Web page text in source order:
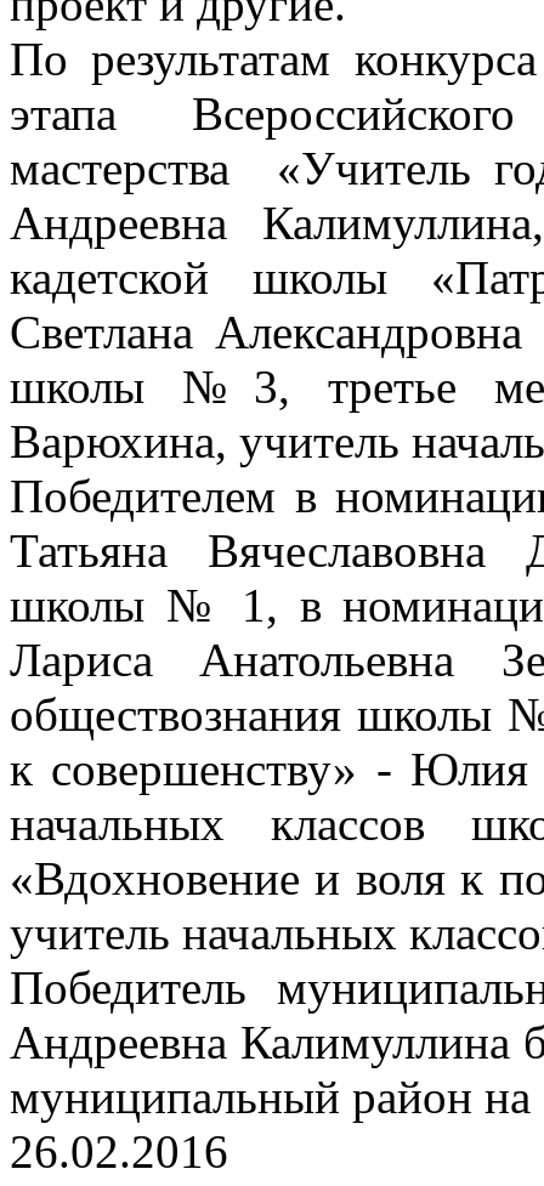
По результатам
этапа
мастерства «Учитель
Андреевна
кадетской школы
Светлана
школы №3, третье
Варюхина, учитель
Победителем в
Татьяна
школы № 1, в
Лариса Анатольевна
обществознания школы
к совершенству» - Юлия
начальных классов
«Вдохновение и воля к
учитель начальных
Победитель
Андреевна Калимуллина
муниципальный район на
26.02.2016